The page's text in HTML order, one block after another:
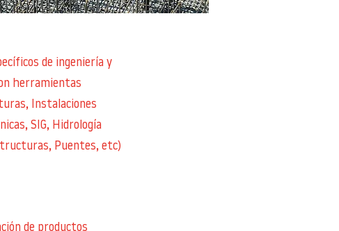
de ingeniería y
herramientas
Instalaciones
SIG, Hidrología
Puentes, etc)
de productos